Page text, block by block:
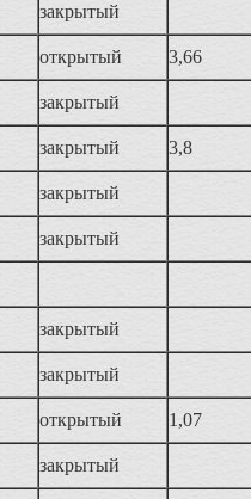
закрытый
открытый 3,66
закрытый
закрытый
3,8
закрытый
закрытый
закрытый
закрытый
открытый
1,07
закрытый